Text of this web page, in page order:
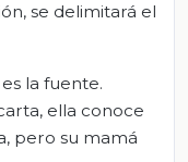
se delimitará el
la fuente.
ella conoce
pero su mamá